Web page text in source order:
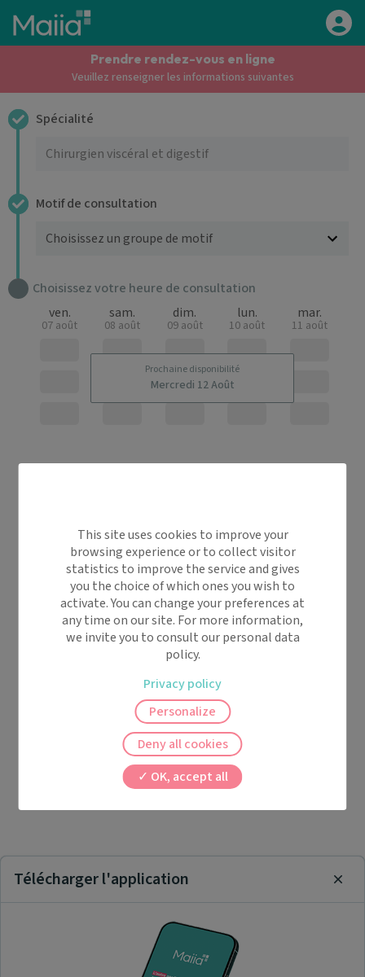
Aller au contenu principal
Prendre rendez-vous en ligne
Veuillez renseigner les informations suivantes
Spécialité
Motif de consultation
Choisissez votre heure de consultation
Prochaine disponibilité
Mercredi 12 Août
ven.
07 août
sam.
08 août
dim.
09 août
lun.
10 août
mar.
11 août
Télécharger l'application
This site uses cookies to improve your
browsing experience or to collect visitor
statistics to improve the service and gives
you the choice of which ones you wish to
activate. You can change your preferences at
any time on our site. For more information,
we invite you to consult our personal data
policy.
OK, accept all
Deny all cookies
Personalize
Privacy policy